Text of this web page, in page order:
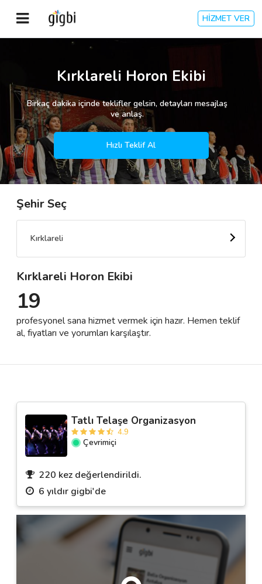
HİZMET VER
Giriş Yap
Kayıt Ol
Kategoriler
🎈 Biz Kimiz?
🌟 Müşteri Değerlendirmeleri
Destek
İletişim
Kırklareli Horon Ekibi
Birkaç dakika içinde teklifler gelsin, detayları mesajlaş
ve anlaş.
Hızlı Teklif Al
Şehir Seç
Kırklareli
Kırklareli Horon Ekibi
19
profesyonel sana hizmet vermek için hazır. Hemen teklif
al, fiyatları ve yorumları karşılaştır.
Tatlı Telaşe Organizasyon
4.9
Çevrimiçi
220 kez değerlendirildi.
6 yıldır gigbi'de